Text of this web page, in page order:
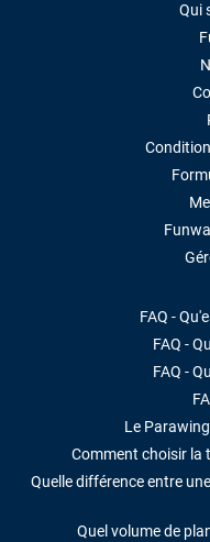
Qui
FAQ -
FAQ -
FAQ -
Le
Comment choisir la
Quelle différence entre
Quel volume de